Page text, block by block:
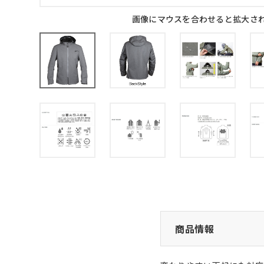
画像にマウスを合わせると拡大さ
商品情報